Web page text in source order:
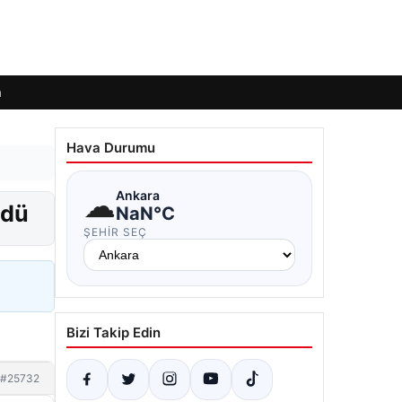
#25732
Hava Durumu
☁Ankara
NaN°C
ŞEHIR SEÇ
Bizi Takip Edin